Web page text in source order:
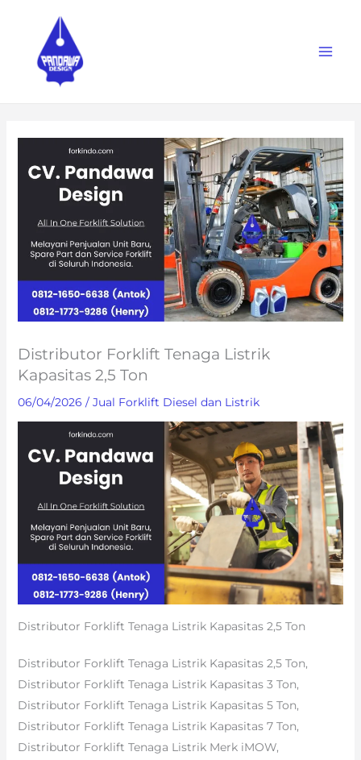
content
Distributor Forklift Tenaga Listrik
Kapasitas 2,5 Ton
06/04/2026 / Jual Forklift Diesel dan Listrik
Distributor Forklift Tenaga Listrik Kapasitas 2,5 Ton
Distributor Forklift Tenaga Listrik Kapasitas 2,5 Ton,
Distributor Forklift Tenaga Listrik Kapasitas 3 Ton,
Distributor Forklift Tenaga Listrik Kapasitas 5 Ton,
Distributor Forklift Tenaga Listrik Kapasitas 7 Ton,
Distributor Forklift Tenaga Listrik Merk iMOW,